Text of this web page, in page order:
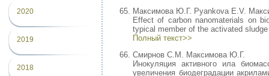
2020
2019
2018
Максимова Ю.Г. Pyankova E.V.
Effect of carbon nanomaterials on
typical member of the activated
Полный текст>>
Смирнов С.М. Максимова Ю.Г.
Инокуляция активного ила
увеличения биодеградации